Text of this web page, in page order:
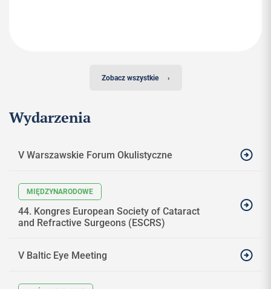
Zobacz wszystkie ›
Wydarzenia
V Warszawskie Forum Okulistyczne
44. Kongres European Society of Cataract
and Refractive Surgeons (ESCRS)
V Baltic Eye Meeting